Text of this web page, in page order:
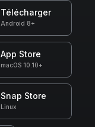
Télécharger
Android 8+
App Store
macOS 10.10+
Snap Store
Linux